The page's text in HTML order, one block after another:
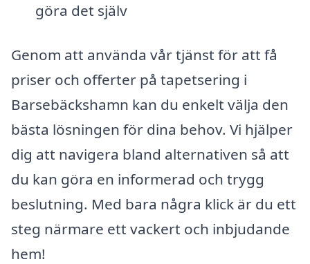
göra det själv
Genom att använda vår tjänst för att få
priser och offerter på tapetsering i
Barsebäckshamn kan du enkelt välja den
bästa lösningen för dina behov. Vi hjälper
dig att navigera bland alternativen så att
du kan göra en informerad och trygg
beslutning. Med bara några klick är du ett
steg närmare ett vackert och inbjudande
hem!